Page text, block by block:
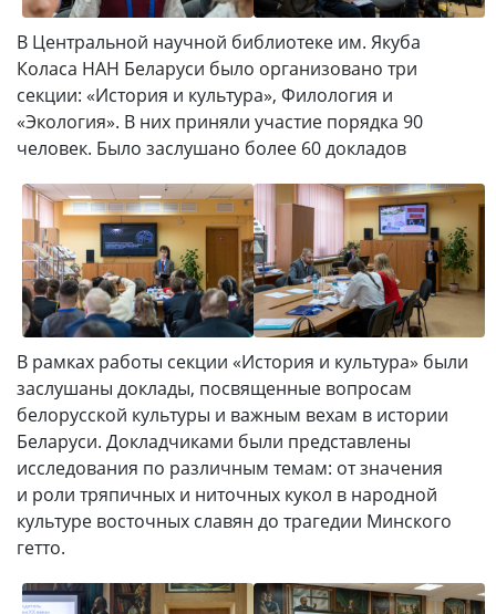
В Центральной научной библиотеке им. Якуба
Коласа НАН Беларуси было организовано три
секции: «История и культура», Филология и
«Экология». В них приняли участие порядка 90
человек. Было заслушано более 60 докладов
В рамках работы секции «История и культура» были
заслушаны доклады, посвященные вопросам
белорусской культуры и важным вехам в истории
Беларуси. Докладчиками были представлены
исследования по различным темам: от значения
и роли тряпичных и ниточных кукол в народной
культуре восточных славян до трагедии Минского
гетто.